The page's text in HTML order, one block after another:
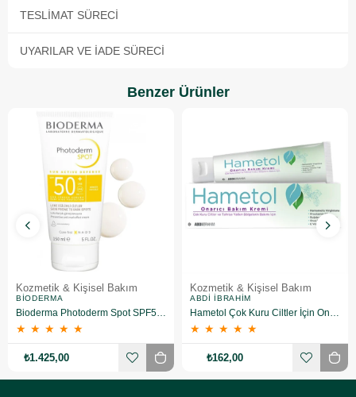
TESLIMAT SÜRECI
UYARILAR VE İADE SÜRECI
Benzer Ürünler
Kozmetik & Kişisel Bakım
BIODERMA
Bioderma Photoderm Spot SPF50+ 150 ml
★ ★ ★ ★ ★
₺1.425,00
Kozmetik & Kişisel Bakım
ABDI İBRAHIM
Hametol Çok Kuru Ciltler İçin Onarıcı Bakım Kremi 30 g
★ ★ ★ ★ ★
₺162,00